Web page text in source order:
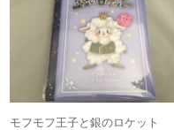
モフモフ王子と銀のロケット